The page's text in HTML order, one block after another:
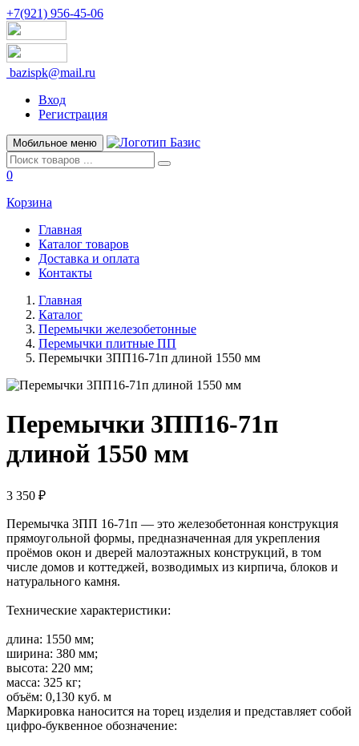
+7(921) 956-45-06
bazispk@mail.ru
Вход
Регистрация
Мобильное меню
0
Корзина
Главная
Каталог товаров
Доставка и оплата
Контакты
Главная
Каталог
Перемычки железобетонные
Перемычки плитные ПП
Перемычки 3ПП16-71п длиной 1550 мм
Перемычки 3ПП16-71п
длиной 1550 мм
3 350 ₽
Перемычка 3ПП 16-71п — это железобетонная конструкция
прямоугольной формы, предназначенная для укрепления
проёмов окон и дверей малоэтажных конструкций, в том
числе домов и коттеджей, возводимых из кирпича, блоков и
натурального камня.
Технические характеристики:
длина: 1550 мм;
ширина: 380 мм;
высота: 220 мм;
масса: 325 кг;
объём: 0,130 куб. м
Маркировка наносится на торец изделия и представляет собой
цифро-буквенное обозначение: